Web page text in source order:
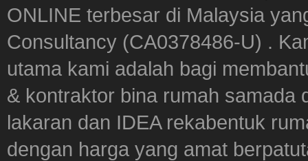
ONLINE terbesar di Malaysia
Consultancy (CA0378486-U) .
utama kami adalah bagi
& kontraktor bina rumah samada
lakaran dan IDEA rekabentuk
dengan harga yang amat